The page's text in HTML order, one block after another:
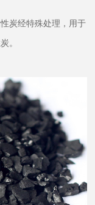
炭经特殊处理，用于
。